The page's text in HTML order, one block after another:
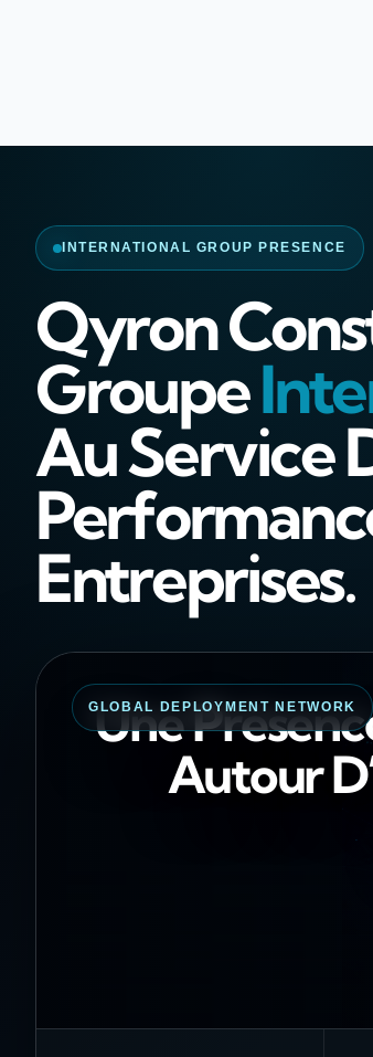
INTERNATIONAL GROUP PRESENCE
Qyron
Groupe
Au Service
Entreprises.
GLOBAL DEPLOYMENT NETWORK
Une
Autour